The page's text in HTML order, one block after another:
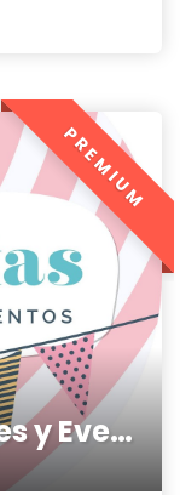
Chispitas Animaciones y Eventos
PREMIUM